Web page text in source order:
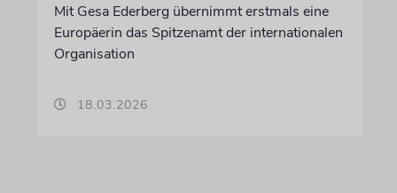
Mit Gesa Ederberg übernimmt erstmals eine
Europäerin das Spitzenamt der internationalen
Organisation
18.03.2026